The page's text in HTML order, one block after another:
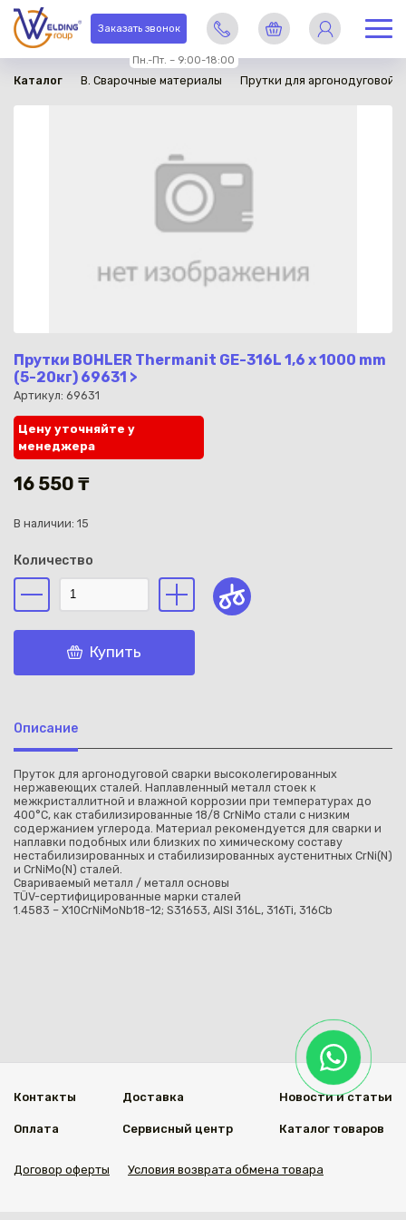
Заказать звонок
Пн.-Пт. – 9:00-18:00
Каталог B. Сварочные материалы Прутки для аргонодуговой
Прутки BOHLER Thermanit GE-316L 1,6 х 1000 mm
(5-20кг) 69631 >
Артикул: 69631
в наличии
Цену уточняйте у
менеджера
16 550 ₸
В наличии: 15
Количество
Купить
Описание
Пруток для аргонодуговой сварки высоколегированных
нержавеющих сталей. Наплавленный металл стоек к
межкристаллитной и влажной коррозии при температурах до
400°С, как стабилизированные 18/8 CrNiMo стали с низким
содержанием углерода. Материал рекомендуется для сварки и
наплавки подобных или близких по химическому составу
нестабилизированных и стабилизированных аустенитных CrNi(N)
и CrNiMo(N) сталей.
Свариваемый металл / металл основы
TÜV-сертифицированные марки сталей
1.4583 – X10CrNiMoNb18-12; S31653, AISI 316L, 316Ti, 316Cb
Контакты
Оплата
Доставка
Сервисный центр
Новости и статьи
Каталог товаров
Договор оферты Условия возврата обмена товара